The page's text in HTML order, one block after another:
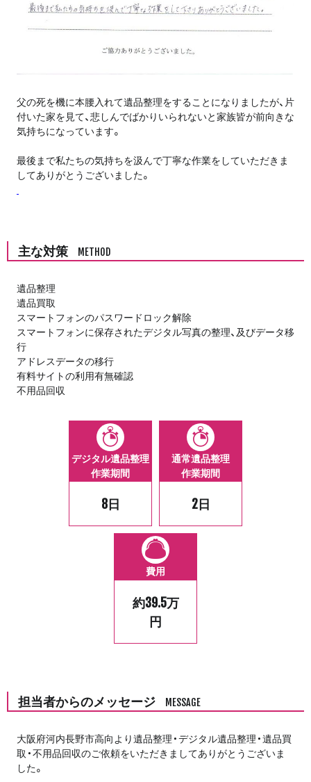
父の死を機に本腰入れて遺品整理をすることになりましたが、片
付いた家を見て、悲しんでばかりいられないと家族皆が前向きな
気持ちになっています。
最後まで私たちの気持ちを汲んで丁寧な作業をしていただきま
してありがとうございました。
主な対策 METHOD
遺品整理
遺品買取
スマートフォンのパスワードロック解除
スマートフォンに保存されたデジタル写真の整理、及びデータ移
行
アドレスデータの移行
有料サイトの利用有無確認
不用品回収
デジタル遺品整理
作業期間
8日
通常遺品整理
作業期間
2日
費用
約39.5万
円
担当者からのメッセージ MESSAGE
大阪府河内長野市高向より遺品整理・デジタル遺品整理・遺品買
取・不用品回収のご依頼をいただきましてありがとうございま
した。